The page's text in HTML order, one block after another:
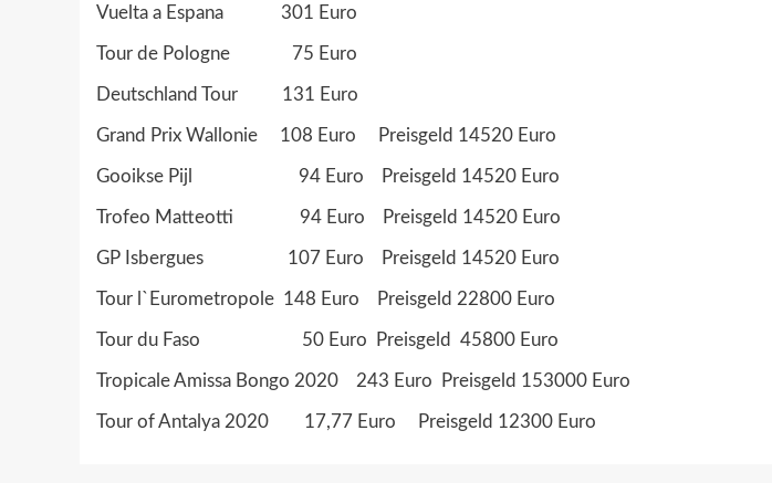
Vuelta a Espana 301 Euro
Tour de Pologne 75 Euro
Deutschland Tour 131 Euro
Grand Prix Wallonie 108 Euro Preisgeld 14520 Euro
Gooikse Pijl 94 Euro Preisgeld 14520 Euro
Trofeo Matteotti 94 Euro Preisgeld 14520 Euro
GP Isbergues 107 Euro Preisgeld 14520 Euro
Tour l`Eurometropole 148 Euro Preisgeld 22800 Euro
Tour du Faso 50 Euro Preisgeld 45800 Euro
Tropicale Amissa Bongo 2020 243 Euro Preisgeld 153000 Euro
Tour of Antalya 2020 17,77 Euro Preisgeld 12300 Euro